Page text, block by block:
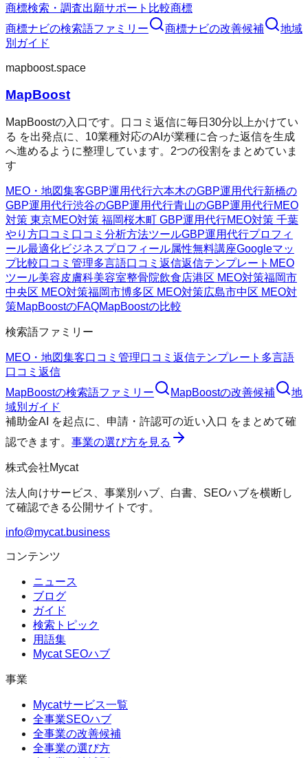
商標検索・調査出願サポート 比較商標
商標ナビの検索語ファミリー 商標ナビの改善候補
地域
別ガイド
mapboost.space
MapBoost
MapBoostの入口です。口コミ返信に毎日30分以上かけてい
る を出発点に、10業種対応のAIが業種に合った返信を生成
へ進めるように整理しています。2つの役割をまとめていま
す
MEO・地図集客GBP運用代行六本木のGBP運用代行新橋の
GBP運用代行渋谷のGBP運用代行青山のGBP運用代行MEO
対策 東京MEO対策 福岡桜木町 GBP運用代行MEO対策 千葉
やり方口コミ 口コミ分析方法ツールGBP運用代行プロフィ
ール最適化ビジネスプロフィール属性無料講座Googleマッ
プ比較口コミ管理多言語口コミ返信返信テンプレート MEO
ツール美容皮膚科美容室整骨院飲食店港区 MEO対策福岡市
中央区 MEO対策福岡市博多区 MEO対策広島市中区 MEO対
策MapBoostのFAQMapBoostの比較
検索語ファミリー
MEO・地図集客口コミ管理口コミ返信テンプレート 多言語
口コミ返信
MapBoostの検索語ファミリー MapBoostの改善候補
地
域別ガイド
補助金AI
を起点に、 申請・許認可の近い入口 をまとめて確
認できます。 事業の選び方を見る
株式会社Mycat
法人向けサービス、事業別ハブ、白書、SEOハブを横断し
て確認できる公開サイトです。
info@mycat.business
コンテンツ
ニュース
ブログ
ガイド
検索トピック
用語集
Mycat SEOハブ
事業
Mycatサービス一覧
全事業SEOハブ
全事業の改善候補
全事業の選び方